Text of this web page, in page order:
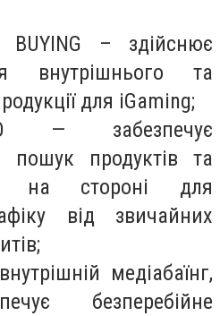
BUYING – здійснює
внутрішнього та
для iGaming;
— забезпечує
пошук продуктів та
на стороні для
від звичайних
медіабаїнг,
безперебійне